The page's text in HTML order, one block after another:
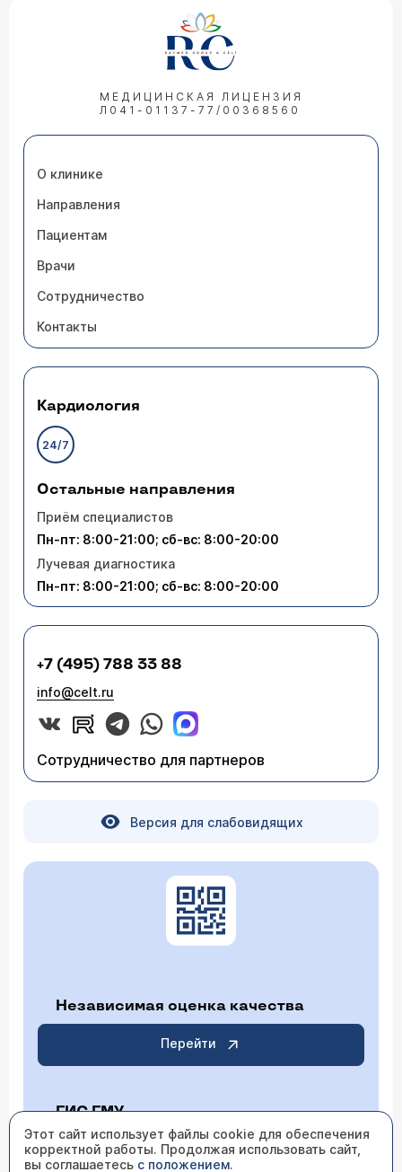
МЕДИЦИНСКАЯ ЛИЦЕНЗИЯ
Л041-01137-77/00368560
О клинике
Направления
Пациентам
Врачи
Сотрудничество
Контакты
Кардиология
24/7
Остальные направления
Приём специалистов
Пн-пт: 8:00-21:00; сб-вс: 8:00-20:00
Лучевая диагностика
Пн-пт: 8:00-21:00; сб-вс: 8:00-20:00
+7 (495) 788 33 88
info@celt.ru
Сотрудничество для партнеров
Версия для слабовидящих
Независимая оценка качества
Перейти
ГИС ГМУ
Перейти
Этот сайт использует файлы cookie для обеспечения
корректной работы. Продолжая использовать сайт,
вы соглашаетесь с положением.